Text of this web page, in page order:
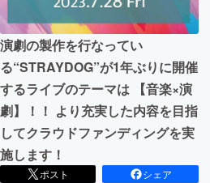
映像・映画
ビジネス・起業
まちづくり・地域活性化
CAMPFIRE for Social Good
CAMPFIREふるさと納税
演劇の製作を行なってい
る“STRAYDOG”が1年ぶりに開催
するライブのテーマは 【音楽×演
劇】！！ より充実した内容を目指
してクラウドファンディングを実
施します！
ポスト
シェア